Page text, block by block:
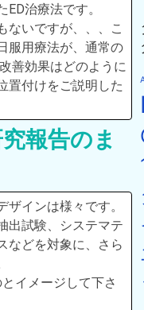
治療法です。
ないですが、、、こ
服用療法が、通常の
善効果はどのように
置付けをご説明した
報告のま
インは様々です。
出試験、システマテ
などを対象に、さら
イメージして下さ